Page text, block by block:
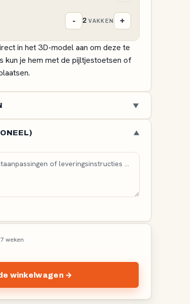
- 2 VAKKEN +
in het 3D-model aan om deze te
kun je hem met de pijltjestoetsen of
▼
Knob Bow
▼
weken
winkelwagen →